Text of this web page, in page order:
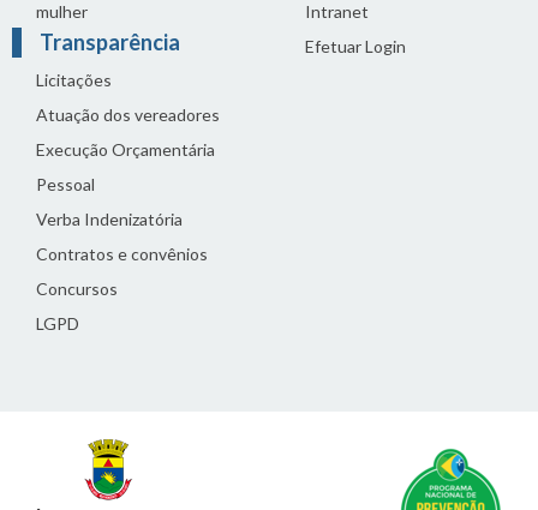
mulher
Transparência
Licitações
Atuação dos vereadores
Execução Orçamentária
Pessoal
Verba Indenizatória
Contratos e convênios
Concursos
LGPD
Intranet
Efetuar Login